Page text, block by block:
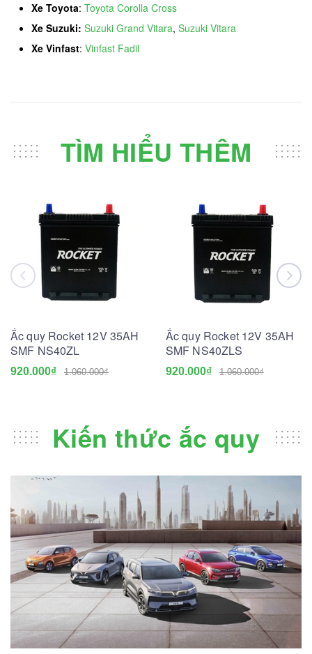
Xe Toyota: Toyota Corolla Cross
Xe Suzuki: Suzuki Grand Vitara, Suzuki Vitara
Xe Vinfast: Vinfast Fadil
TÌM HIỂU THÊM
Ắc quy Rocket 12V 35AH
SMF NS40ZL
920.000₫ 1.060.000₫
Ắc quy Rocket 12V 35AH
SMF NS40ZLS
920.000₫ 1.060.000₫
Kiến thức ắc quy